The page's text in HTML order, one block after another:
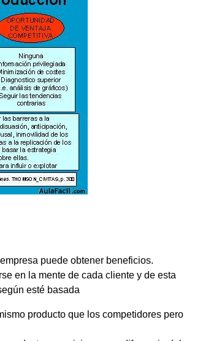
puede obtener beneficios.
en la mente de cada cliente y de esta
esté basada
producto que los competidores pero